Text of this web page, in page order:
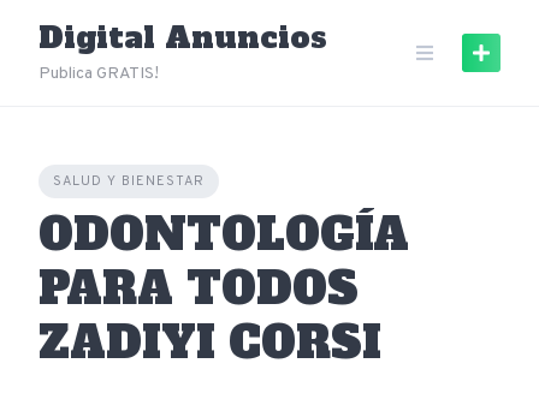
content
Digital Anuncios
Publica GRATIS!
SALUD Y BIENESTAR
ODONTOLOGÍA
PARA TODOS
ZADIYI CORSI